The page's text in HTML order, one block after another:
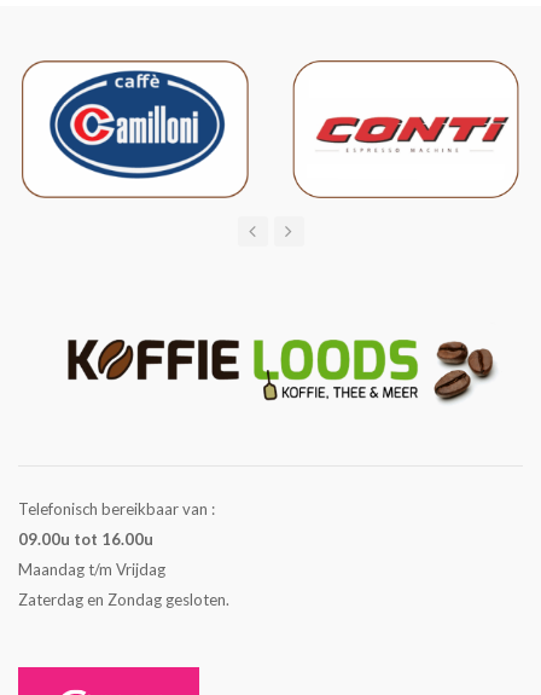
Telefonisch bereikbaar van :
09.00u tot 16.00u
Maandag t/m Vrijdag
Zaterdag en Zondag gesloten.